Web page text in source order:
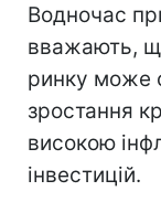
Водночас
вважають,
ринку може
зростання
високою
інвестицій.